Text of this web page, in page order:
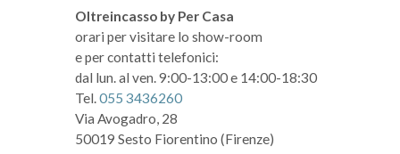
Oltreincasso by Per Casa
orari per visitare lo show-room
e per contatti telefonici:
dal lun. al ven. 9:00-13:00 e 14:00-18:30
Tel.055 3436260
Via Avogadro, 28
50019 Sesto Fiorentino (Firenze)